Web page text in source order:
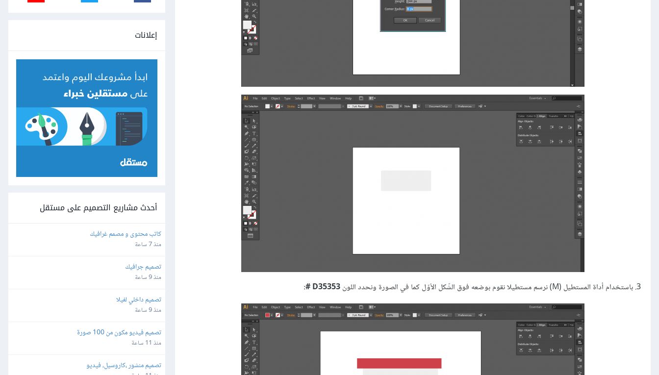
3. باستخدام أداة المستطيل (M) نرسم مستطيلا نقوم بوضعه فوق الشّكل الأوّل كما في الصورة ونحدد اللون D35353 #:
إعلانات
أحدث مشاريع التصميم على مستقل
كاتب محتوى و مصمم غرافيك
منذ 7 ساعة
تصميم جرافيك
منذ 9 ساعة
تصميم داخلي لفيلا
منذ 9 ساعة
تصميم فيديو مكون من 100 صورة
منذ 11 ساعة
تصميم منشور ،كاروسيل، فيديو